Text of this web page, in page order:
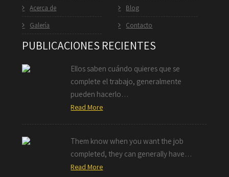
Acerca de
Galería
Blog
Contacto
PUBLICACIONES RECIENTES
Ellos saben cuándo quieres que se
complete el trabajo, generalmente
pueden hacerlo…
Read More
Them know when you want the job
completed, they can generally have…
Read More